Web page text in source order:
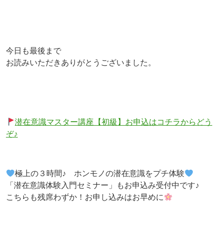
今日も最後まで
お読みいただきありがとうございました。
潜在意識マスター講座【初級】お申込はコチラからどう
ぞ♪
極上の３時間♪ ホンモノの潜在意識をプチ体験
「潜在意識体験入門セミナー」もお申込み受付中です♪
こちらも残席わずか！お申し込みはお早めに